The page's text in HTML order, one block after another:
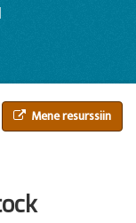
Mene resurssiin